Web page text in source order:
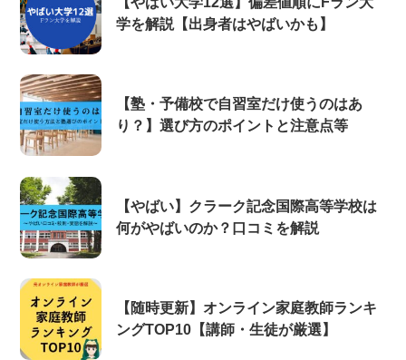
学を解説【出身者はやばいかも】
【塾・予備校で自習室だけ使うのはあ
り？】選び方のポイントと注意点等
【やばい】クラーク記念国際高等学校は
何がやばいのか？口コミを解説
【随時更新】オンライン家庭教師ランキ
ングTOP10【講師・生徒が厳選】